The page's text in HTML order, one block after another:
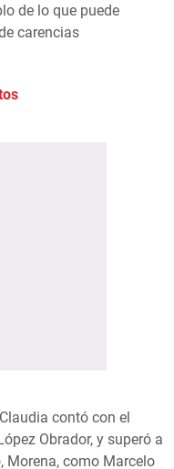
de lo que puede
carencias
contó con el
Obrador, y superó a
Morena, como Marcelo